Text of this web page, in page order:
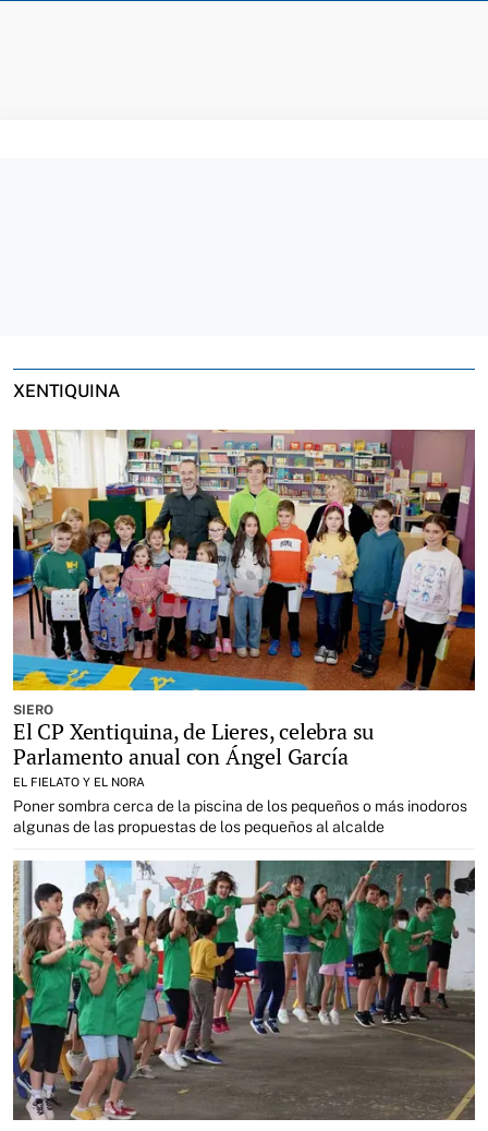
XENTIQUINA
SIERO
El CP Xentiquina, de Lieres, celebra su
Parlamento anual con Ángel García
EL FIELATO Y EL NORA
Poner sombra cerca de la piscina de los pequeños o más inodoros
algunas de las propuestas de los pequeños al alcalde